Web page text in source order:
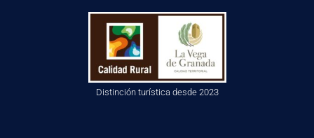
Distinción turística desde 2023